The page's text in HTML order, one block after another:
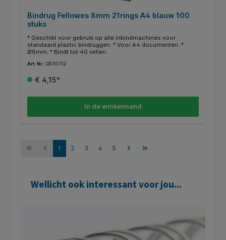
Bindrug Fellowes 8mm 21rings A4 blauw 100
stuks
* Geschikt voor gebruik op alle inbindmachines voor
standaard plastic bindruggen. * Voor A4 documenten. *
Ø8mm. * Bindt tot 40 vellen.
Art. Nr.: Q535732
€ 4,15*
In de winkelmand
1 2 3 4 5
Wellicht ook interessant voor jou...